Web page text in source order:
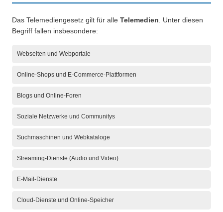
Das Telemediengesetz gilt für alle Telemedien . Unter diesen
Begriff fallen insbesondere:
Webseiten und Webportale
Online-Shops und E-Commerce-Plattformen
Blogs und Online-Foren
Soziale Netzwerke und Communitys
Suchmaschinen und Webkataloge
Streaming-Dienste (Audio und Video)
E-Mail-Dienste
Cloud-Dienste und Online-Speicher